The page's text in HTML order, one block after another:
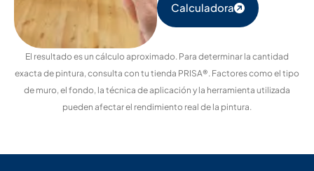
Calculadora
El resultado es un cálculo aproximado. Para determinar la cantidad
exacta de pintura, consulta con tu tienda PRISA®. Factores como el tipo
de muro, el fondo, la técnica de aplicación y la herramienta utilizada
pueden afectar el rendimiento real de la pintura.